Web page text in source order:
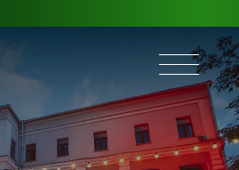
НА АРЕНДУ ЛОФТОВ